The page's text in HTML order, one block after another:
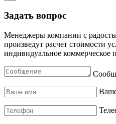
Задать вопрос
Менеджеры компании с
произведут расчет стоимости
индивидуальное коммерческое